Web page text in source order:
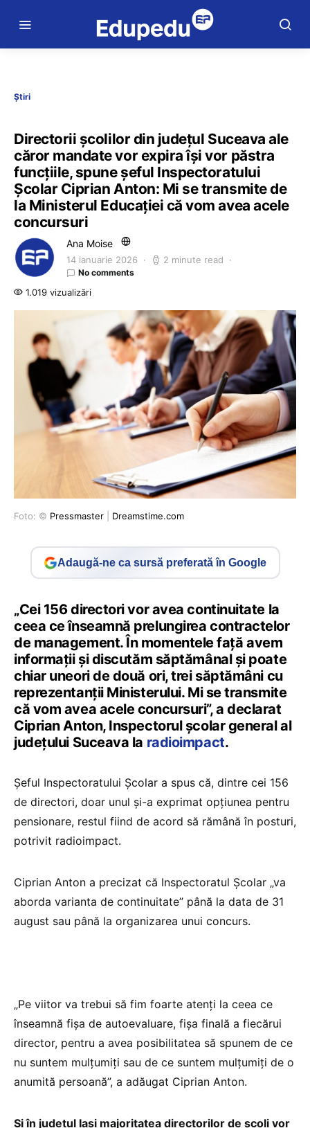
Știri
Directorii școlilor din județul Suceava ale
căror mandate vor expira își vor păstra
funcțiile, spune șeful Inspectoratului
Școlar Ciprian Anton: Mi se transmite de
la Ministerul Educației că vom avea acele
concursuri
Ana Moise
14 ianuarie 2026 2 minute read
No comments
1.019 vizualizări
Foto: © Pressmaster Dreamstime.com
Adaugă-ne ca sursă preferată în Google
„Cei 156 directori vor avea continuitate la
ceea ce înseamnă prelungirea contractelor
de management. În momentele față avem
informații și discutăm săptămânal și poate
chiar uneori de două ori, trei săptămâni cu
reprezentanții Ministerului. Mi se transmite
că vom avea acele concursuri”, a declarat
Ciprian Anton, Inspectorul școlar general al
județului Suceava la radioimpact.
Șeful Inspectoratului Școlar a spus că, dintre cei 156
de directori, doar unul și-a exprimat opțiunea pentru
pensionare, restul fiind de acord să rămână în posturi,
potrivit radioimpact.
Ciprian Anton a precizat că Inspectoratul Școlar „va
aborda varianta de continuitate” până la data de 31
august sau până la organizarea unui concurs.
„Pe viitor va trebui să fim foarte atenți la ceea ce
înseamnă fișa de autoevaluare, fișa finală a fiecărui
director, pentru a avea posibilitatea să spunem de ce
nu suntem mulțumiți sau de ce suntem mulțumiți de o
anumită persoană”, a adăugat Ciprian Anton.
Și în județul Iași majoritatea directorilor de școli vor